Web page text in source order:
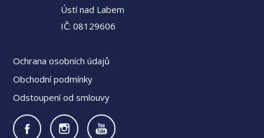
Ústí nad Labem
IČ: 08129606
Ochrana osobních údajů
Obchodní podmínky
Odstoupení od smlouvy